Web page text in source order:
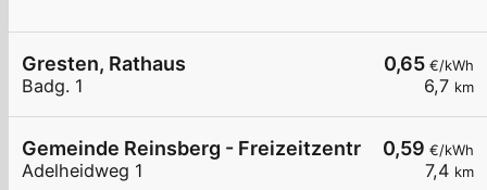
0,65 €/kWh
6,7 km
Gresten, Rathaus
Badg. 1
0,59 €/kWh
7,4 km
Gemeinde Reinsberg - Freizeitzentrum
Adelheidweg 1